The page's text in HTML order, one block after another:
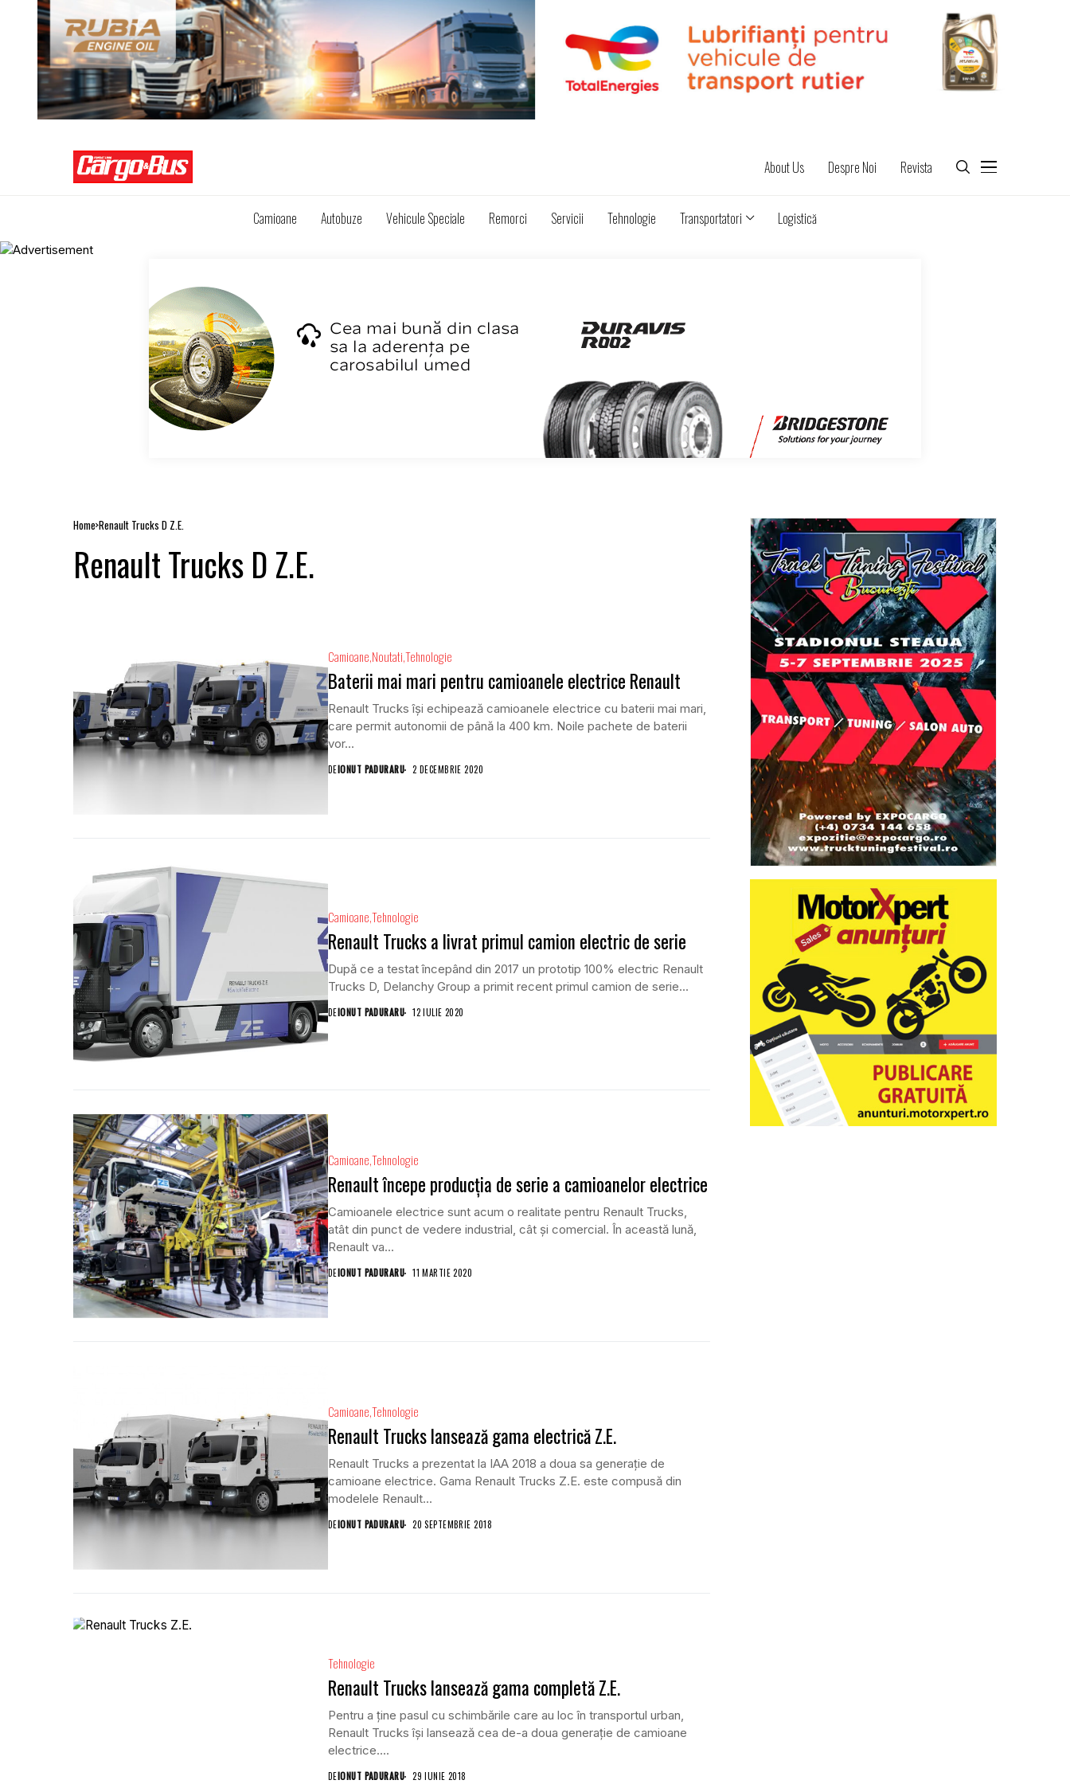
About Us Despre Noi Revista
Camioane Autobuze Vehicule Speciale Remorci Servicii Tehnologie Transportatori Logistică
Home Renault Trucks D Z.E.
Renault Trucks D Z.E.
Camioane NoutatiTehnologie
Baterii mai mari pentru camioanele electrice Renault
Renault Trucks își echipează camioanele electrice cu baterii mai mari,
care permit autonomii de până la 400 km. Noile pachete de baterii
vor...
DEIONUT PADURARU 2 DECEMBRIE 2020
CamioaneTehnologie
Renault Trucks a livrat primul camion electric de serie
După ce a testat începând din 2017 un prototip 100% electric Renault
Trucks D, Delanchy Group a primit recent primul camion de serie...
DEIONUT PADURARU 12 IULIE 2020
CamioaneTehnologie
Renault începe producția de serie a camioanelor electrice
Camioanele electrice sunt acum o realitate pentru Renault Trucks,
atât din punct de vedere industrial, cât și comercial. În această lună,
Renault va...
DEIONUT PADURARU 11 MARTIE 2020
CamioaneTehnologie
Renault Trucks lansează gama electrică Z.E.
Renault Trucks a prezentat la IAA 2018 a doua sa generație de
camioane electrice. Gama Renault Trucks Z.E. este compusă din
modelele Renault...
DEIONUT PADURARU 20 SEPTEMBRIE 2018
Tehnologie
Renault Trucks lansează gama completă Z.E.
Pentru a ține pasul cu schimbările care au loc în transportul urban,
Renault Trucks își lansează cea de-a doua generație de camioane
electrice....
DEIONUT PADURARU 29 IUNIE 2018